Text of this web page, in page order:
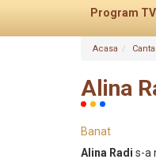
Program TV
Evenimente
Acasa
Alina
Banat
Alina Radi s-a